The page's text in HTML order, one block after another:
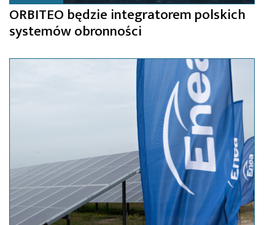
ORBITEO będzie integratorem polskich
systemów obronności